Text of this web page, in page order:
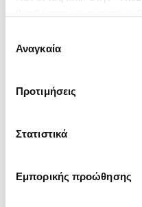
ενδιαφέρουν και να
συγκατάθεσης
Αναγκαία
Προτιμήσεις
Στατιστικά
Εμπορικής προώθησης